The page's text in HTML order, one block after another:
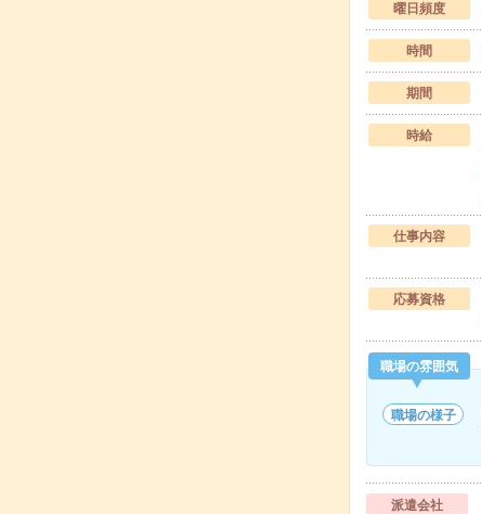
曜日頻度
時間
期間
時給
仕事内容
応募資格
職場の雰囲気
職場の様子
派遣会社